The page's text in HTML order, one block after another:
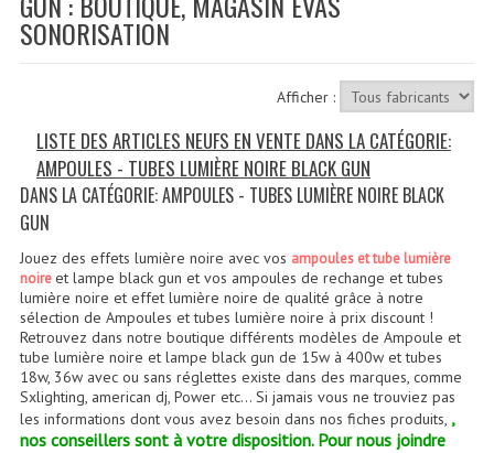
Le Matériel D´occasion
Recevoir Nos Promotions
Faire Votre Devis
CATÉGORIES
Accessoires Pieds Cellules Diamants
Accessoires Enceintes
Accessoires Micro, Pieds De Régie
Cellule (s)
SONORISATION
Afficher :
LISTE DES ARTICLES NEUFS EN VENTE DANS LA CATÉGORIE:
AMPOULES - TUBES LUMIÈRE NOIRE BLACK GUN
DANS LA CATÉGORIE: AMPOULES - TUBES LUMIÈRE NOIRE BLACK
GUN
Jouez des effets lumière noire avec vos ampoules et tube lumière
noireet lampe black gun et vos ampoules de rechange et tubes
lumière noire et effet lumière noire de qualité grâce à notre
sélection de Ampoules et tubes lumière noire à prix discount !
Retrouvez dans notre boutique différents modèles de Ampoule et
tube lumière noire et lampe black gun de 15w à 400w et tubes
18w, 36w avec ou sans réglettes existe dans des marques, comme
Sxlighting, american dj, Power etc… Si jamais vous ne trouviez pas
les informations dont vous avez besoin dans nos fiches produits, ,
nos conseillers sont à votre disposition. Pour nous joindre